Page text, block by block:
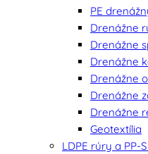
PE
Drenážne
Drenážne
Drenážne
Drenážne
Drenážne
Drenážne
Geotextília
LDPE rúry a PP-